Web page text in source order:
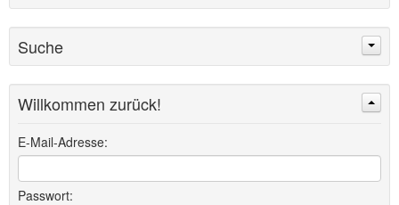
Suche
Willkommen zurück!
E-Mail-Adresse:
Passwort: